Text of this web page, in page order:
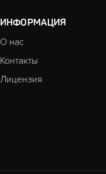
ИНФОРМАЦИЯ
О нас
Контакты
Лицензия